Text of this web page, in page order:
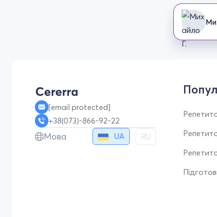
[email protected]
+38(073)-866-92-22
Мова UA RU